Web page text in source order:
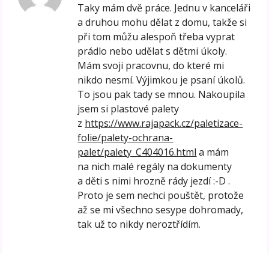
Taky mám dvě práce. Jednu v kanceláři
a druhou mohu dělat z domu, takže si
při tom můžu alespoň třeba vyprat
prádlo nebo udělat s dětmi úkoly.
Mám svoji pracovnu, do které mi
nikdo nesmí. Výjimkou je psaní úkolů.
To jsou pak tady se mnou. Nakoupila
jsem si plastové palety
z https://www.rajapack.cz/paletizace-
folie/palety-ochrana-
palet/palety_C404016.html a mám
na nich malé regály na dokumenty
a děti s nimi hrozně rády jezdí :-D .
Proto je sem nechci pouštět, protože
až se mi všechno sesype dohromady,
tak už to nikdy neroztřídím.